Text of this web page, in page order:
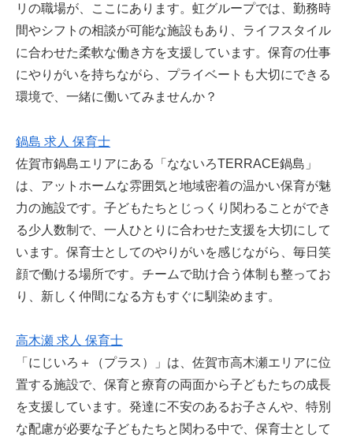
リの職場が、ここにあります。虹グループでは、勤務時
間やシフトの相談が可能な施設もあり、ライフスタイル
に合わせた柔軟な働き方を支援しています。保育の仕事
にやりがいを持ちながら、プライベートも大切にできる
環境で、一緒に働いてみませんか？
鍋島 求人 保育士
佐賀市鍋島エリアにある「なないろTERRACE鍋島」
は、アットホームな雰囲気と地域密着の温かい保育が魅
力の施設です。子どもたちとじっくり関わることができ
る少人数制で、一人ひとりに合わせた支援を大切にして
います。保育士としてのやりがいを感じながら、毎日笑
顔で働ける場所です。チームで助け合う体制も整ってお
り、新しく仲間になる方もすぐに馴染めます。
高木瀬 求人 保育士
「にじいろ＋（プラス）」は、佐賀市高木瀬エリアに位
置する施設で、保育と療育の両面から子どもたちの成長
を支援しています。発達に不安のあるお子さんや、特別
な配慮が必要な子どもたちと関わる中で、保育士として